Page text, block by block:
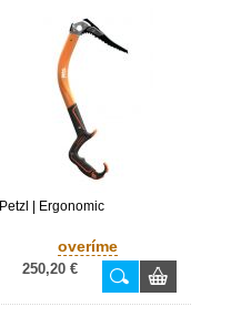
Petzl | Ergonomic
overíme
250,20 €